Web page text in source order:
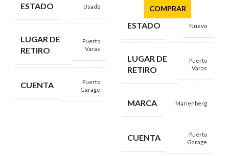
ESTADO Usado
LUGAR DE
RETIRO
Puerto
Varas
CUENTA
Puerto
Garage
COMPRAR
ESTADO Nuevo
LUGAR DE
RETIRO
Puerto
Varas
MARCA Marienberg
CUENTA
Puerto
Garage